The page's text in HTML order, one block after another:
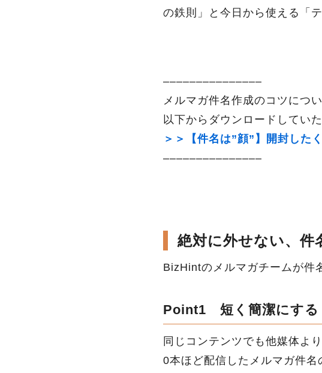
の鉄則」と今日から使える「
–––––––––––––––
メルマガ件名作成のコツにつ
以下からダウンロードしていた
＞＞【件名は”顔”】開封した
–––––––––––––––
絶対に外せない、件
BizHintのメルマガチームが件
Point1 短く簡潔にする
同じコンテンツでも他媒体よ
0本ほど配信したメルマガ件名